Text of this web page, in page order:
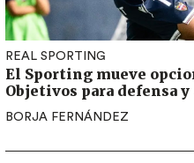
REAL SPORTING
El Sporting mueve
Objetivos para defensa y
BORJA FERNÁNDEZ